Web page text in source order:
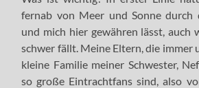
fernab von Meer und Sonne durch
und mich hier gewähren lässt, auch
schwer fällt. Meine Eltern, die immer
kleine Familie meiner Schwester,
so große Eintrachtfans sind, also